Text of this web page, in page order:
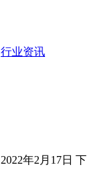
行业资讯
2022年2月17日 下